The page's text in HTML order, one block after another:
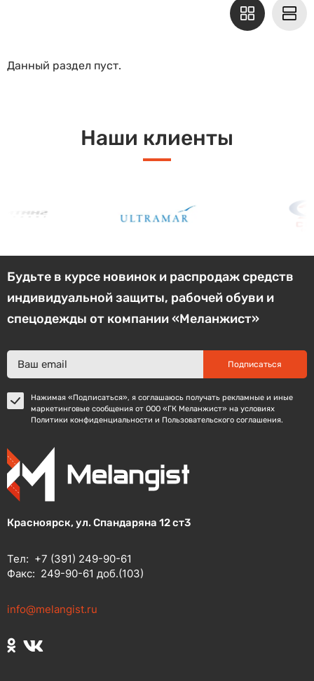
Данный раздел пуст.
Наши клиенты
Будьте в курсе новинок и распродаж средств
индивидуальной защиты, рабочей обуви и
спецодежды от компании «Меланжист»
Подписаться
Нажимая «Подписаться», я соглашаюсь получать рекламные и иные
маркетинговые сообщения от ООО «ГК Меланжист» на условиях
Политики конфиденциальности и Пользовательского соглашения.
Красноярск, ул. Спандаряна 12 ст3
Тел: +7 (391) 249-90-61
Факс: 249-90-61 доб.(103)
info@melangist.ru